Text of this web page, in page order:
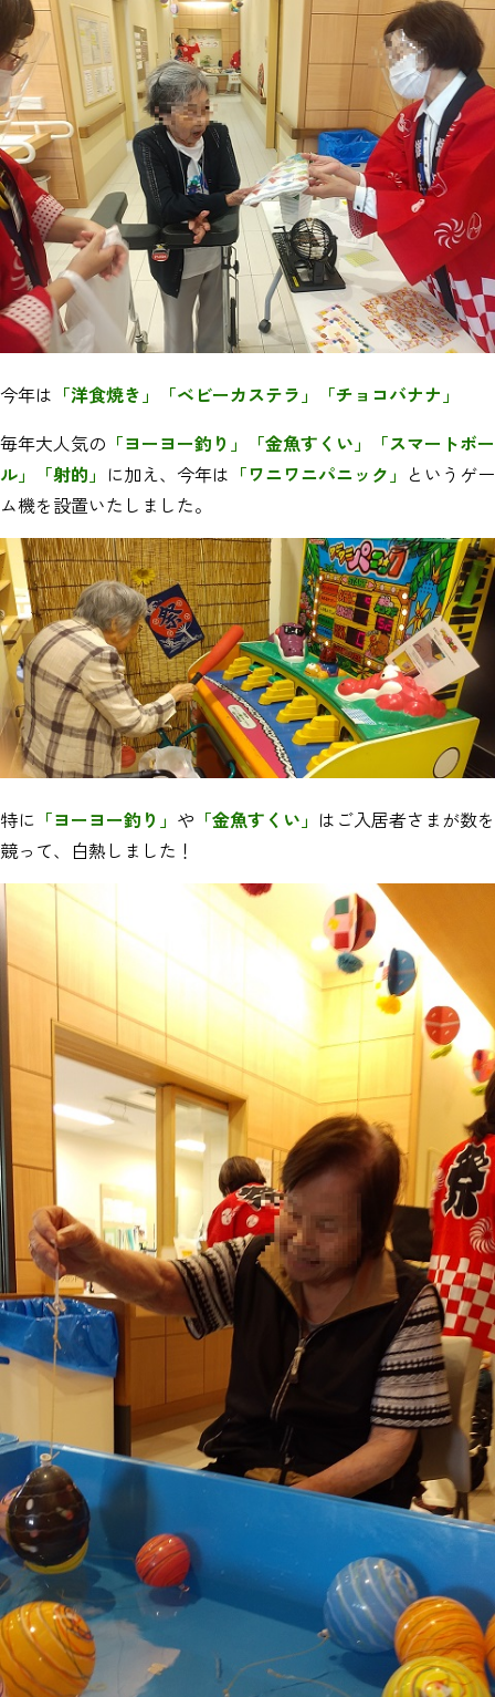
今年は 「洋食焼き」「ベビーカステラ」「チョコバナナ」
毎年大人気の 「ヨーヨー釣り」「金魚すくい」「スマートボー
ル」「射的」 に加え、今年は 「ワニワニパニック」 というゲー
ム機を設置いたしました。
特に 「ヨーヨー釣り」 や 「金魚すくい」 はご入居者さまが数を
競って、白熱しました！